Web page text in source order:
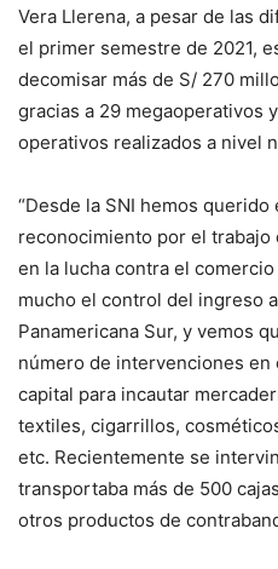
Vera Llerena, a pesar de las
el primer semestre de 2021,
decomisar más de S/ 270
gracias a 29 megaoperativos
operativos realizados a nivel
“Desde la SNI hemos
reconocimiento por el trabajo
en la lucha contra el
mucho el control del ingreso
Panamericana Sur, y vemos
número de intervenciones
capital para incautar
textiles, cigarrillos,
etc. Recientemente se
transportaba más de 500
otros productos de